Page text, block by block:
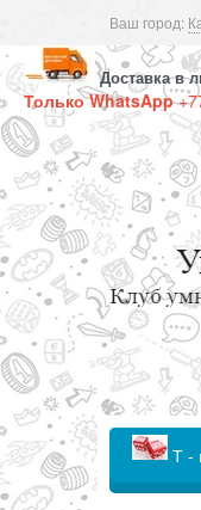
Ваш город:
Доставка в
Только WhatsApp
Т -